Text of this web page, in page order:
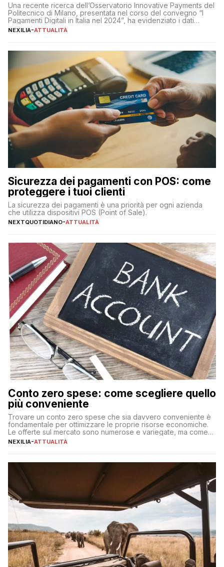
Una recente ricerca dell’Osservatorio Innovative Payments del
Politecnico di Milano, presentata nel corso del convegno “I
Pagamenti Digitali in Italia nel 2024”, ha evidenziato i dati
definitivi del primo semestre 2024 relativamente alle
NEXILIA-ATTUALITÀ
Sicurezza dei pagamenti con POS: come
proteggere i tuoi clienti
La sicurezza dei pagamenti è una priorità per ogni azienda
che utilizza dispositivi POS (Point of Sale).
NEXTQUOTIDIANO-ATTUALITÀ
Conto zero spese: come scegliere quello
più conveniente
Trovare un conto zero spese che sia davvero conveniente è
fondamentale per ottimizzare le proprie risorse economiche.
Le offerte sul mercato sono numerose e variegate, ma come
individuare quella più adatta alle proprie esigenze senza
sul […]
NEXILIA-ATTUALITÀ